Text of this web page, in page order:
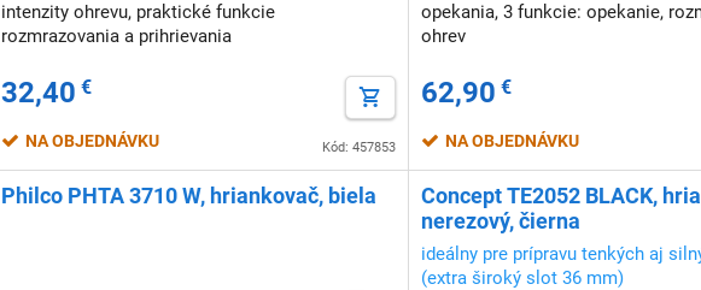
intenzity ohrevu, praktické funkcie
rozmrazovania a prihrievania
32,40 €
Kód: 457853
NA OBJEDNÁVKU
opekania, 3 funkcie: opekanie,
ohrev
62,90 €
NA OBJEDNÁVKU
Philco PHTA 3710 W, hriankovač, biela
Concept TE2052 BLACK,
nerezový, čierna
ideálny pre prípravu tenkých aj
(extra široký slot 36 mm)